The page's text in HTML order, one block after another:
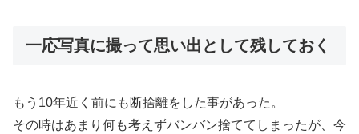
一応写真に撮って思い出として残しておく
もう10年近く前にも断捨離をした事があった。
その時はあまり何も考えずバンバン捨ててしまったが、今